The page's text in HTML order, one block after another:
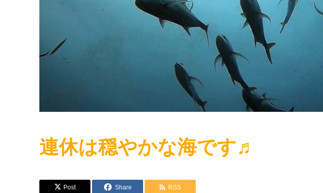
連休は穏やかな海です♬
Post Share RSS